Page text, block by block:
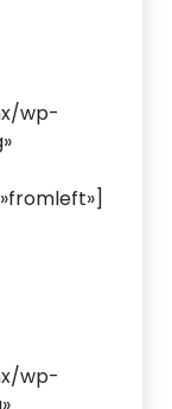
wp-
wp-